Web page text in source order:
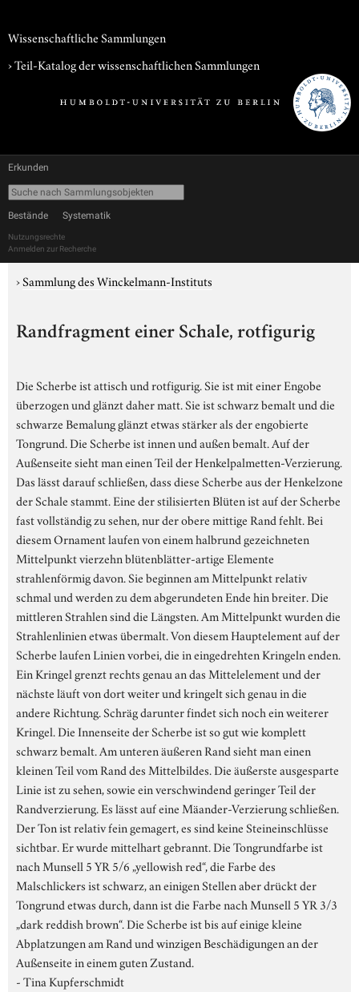
Wissenschaftliche Sammlungen
› Teil-Katalog der wissenschaftlichen Sammlungen
Erkunden
Bestände Systematik
Nutzungsrechte
Anmelden zur Recherche
›Sammlung des Winckelmann-Instituts
Randfragment einer Schale, rotfigurig
Die Scherbe ist attisch und rotfigurig. Sie ist mit einer Engobe
überzogen und glänzt daher matt. Sie ist schwarz bemalt und die
schwarze Bemalung glänzt etwas stärker als der engobierte
Tongrund. Die Scherbe ist innen und außen bemalt. Auf der
Außenseite sieht man einen Teil der Henkelpalmetten-Verzierung.
Das lässt darauf schließen, dass diese Scherbe aus der Henkelzone
der Schale stammt. Eine der stilisierten Blüten ist auf der Scherbe
fast vollständig zu sehen, nur der obere mittige Rand fehlt. Bei
diesem Ornament laufen von einem halbrund gezeichneten
Mittelpunkt vierzehn blütenblätter-artige Elemente
strahlenförmig davon. Sie beginnen am Mittelpunkt relativ
schmal und werden zu dem abgerundeten Ende hin breiter. Die
mittleren Strahlen sind die Längsten. Am Mittelpunkt wurden die
Strahlenlinien etwas übermalt. Von diesem Hauptelement auf der
Scherbe laufen Linien vorbei, die in eingedrehten Kringeln enden.
Ein Kringel grenzt rechts genau an das Mittelelement und der
nächste läuft von dort weiter und kringelt sich genau in die
andere Richtung. Schräg darunter findet sich noch ein weiterer
Kringel. Die Innenseite der Scherbe ist so gut wie komplett
schwarz bemalt. Am unteren äußeren Rand sieht man einen
kleinen Teil vom Rand des Mittelbildes. Die äußerste ausgesparte
Linie ist zu sehen, sowie ein verschwindend geringer Teil der
Randverzierung. Es lässt auf eine Mäander-Verzierung schließen.
Der Ton ist relativ fein gemagert, es sind keine Steineinschlüsse
sichtbar. Er wurde mittelhart gebrannt. Die Tongrundfarbe ist
nach Munsell 5 YR 5/6 „yellowish red“, die Farbe des
Malschlickers ist schwarz, an einigen Stellen aber drückt der
Tongrund etwas durch, dann ist die Farbe nach Munsell 5 YR 3/3
„dark reddish brown“. Die Scherbe ist bis auf einige kleine
Abplatzungen am Rand und winzigen Beschädigungen an der
Außenseite in einem guten Zustand.
- Tina Kupferschmidt